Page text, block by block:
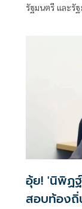
รัฐมนตรี และรั
อุ้ย! 'นิพิฏ
สอบท้องถิ่